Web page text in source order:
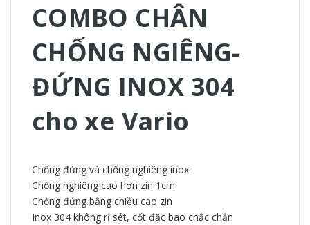
COMBO CHÂN
CHỐNG NGIÊNG-
ĐỨNG INOX 304
cho xe Vario
Chống đứng và chống nghiêng inox
Chống nghiêng cao hơn zin 1cm
Chống đứng bằng chiều cao zin
Inox 304 không rỉ sét, cốt đặc bao chắc chắn